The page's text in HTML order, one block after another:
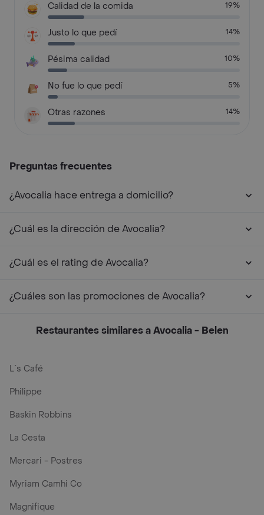
Calidad de la comida 19%
Justo lo que pedí 14%
Pésima calidad 10%
No fue lo que pedí 5%
Otras razones 14%
Preguntas frecuentes
¿Avocalia hace entrega a domicilio?
¿Cuál es la dirección de Avocalia?
¿Cuál es el rating de Avocalia?
¿Cuáles son las promociones de Avocalia?
Restaurantes similares a Avocalia - Belen
L´s Café
Philippe
Baskin Robbins
La Cesta
Mercari - Postres
Myriam Camhi Co
Magnifique